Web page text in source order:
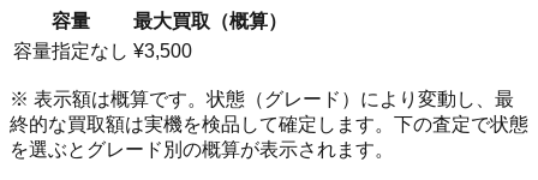
容量
最大買取（概算）
容量指定なし ¥3,500
※ 表示額は概算です。状態（グレード）により変動し、最
終的な買取額は実機を検品して確定します。下の査定で状態
を選ぶとグレード別の概算が表示されます。